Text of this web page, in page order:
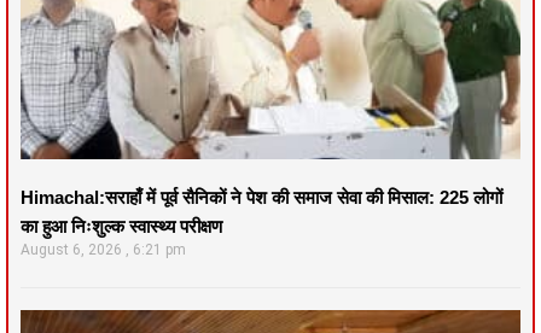
Himachal:सराहाँ में पूर्व सैनिकों ने पेश की समाज सेवा की मिसाल: 225 लोगों
का हुआ निःशुल्क स्वास्थ्य परीक्षण
August 6, 2026 6:21 pm